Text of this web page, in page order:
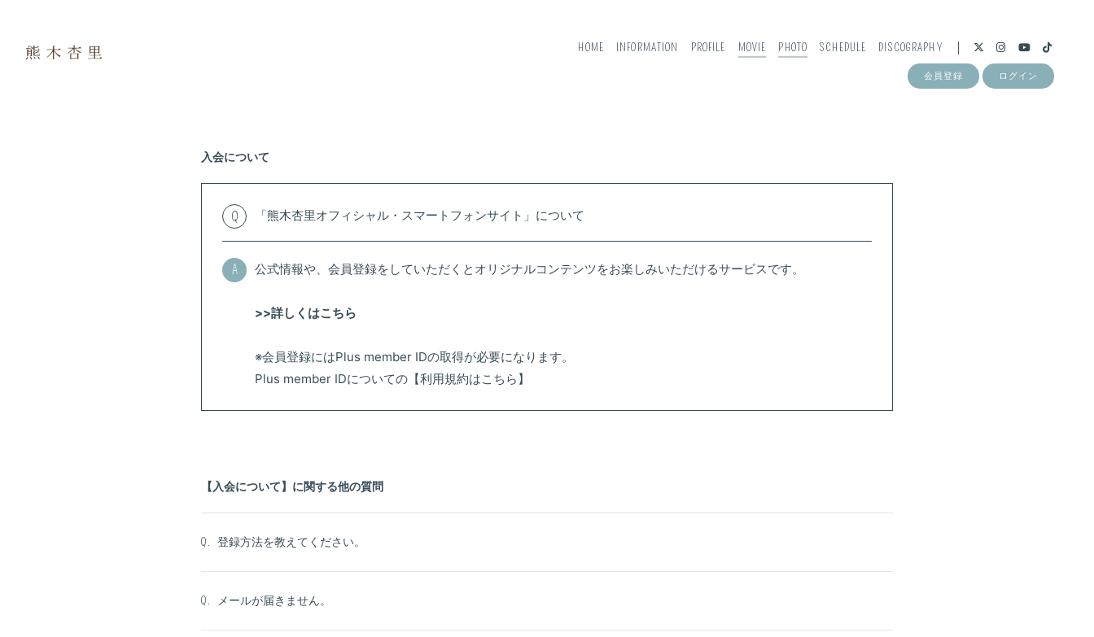
HOME INFORMATION PROFILE MOVIE PHOTO SCHEDULE DISCOGRAPHY
会員登録 ログイン
入会について
Q 「熊木杏里オフィシャル・スマートフォンサイト」について
A 公式情報や、会員登録をしていただくとオリジナルコンテンツをお楽しみいただけるサービスです。
>>詳しくはこちら
※会員登録にはPlus member IDの取得が必要になります。
Plus member IDについての【利用規約はこちら 】
【入会について】に関する他の質問
Q. 登録方法を教えてください。
Q. メールが届きません。